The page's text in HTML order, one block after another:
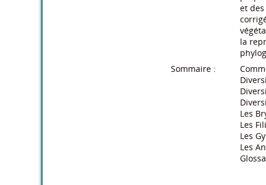
et
la
Sommaire :
Les
Les
Les
Les